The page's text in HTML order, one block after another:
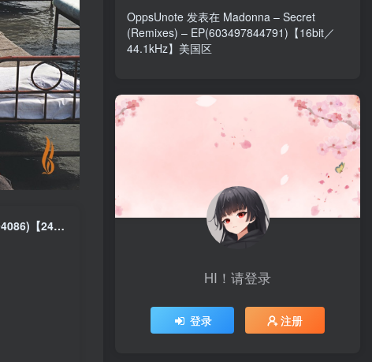
Pink Floyd – Sorrow (2019 Remix) [2021 Edit] – Single(190296494086)【24bit／96.0kHz】美国区
OppsUnote 发表在 Madonna – Secret
(Remixes) – EP(603497844791)【16bit／
44.1kHz】美国区
HI！请登录
登录 注册